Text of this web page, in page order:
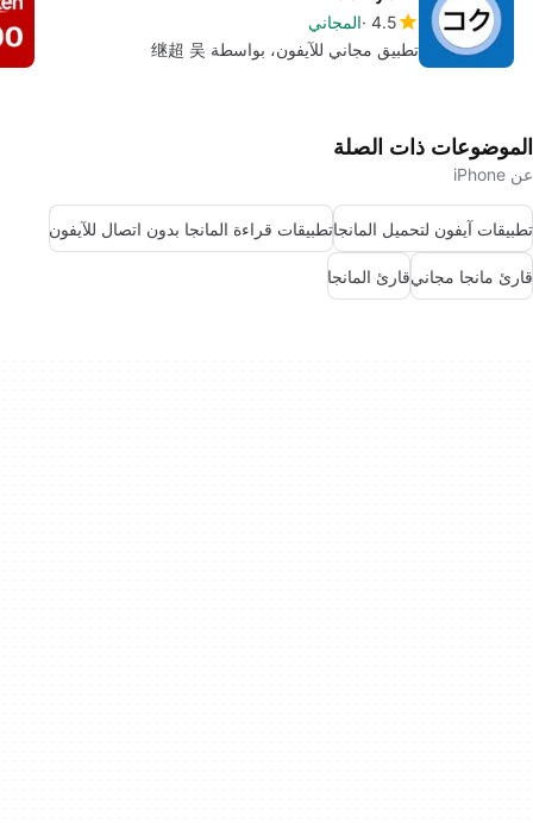
4.5 المجاني
تطبيق مجاني للآيفون، بواسطة 继超 吴
الموضوعات ذات الصلة
عن iPhone
تطبيقات آيفون لتحميل المانجاتطبيقات قراءة المانجا بدون اتصال للآيفون
قارئ مانجا مجانيقارئ المانجا